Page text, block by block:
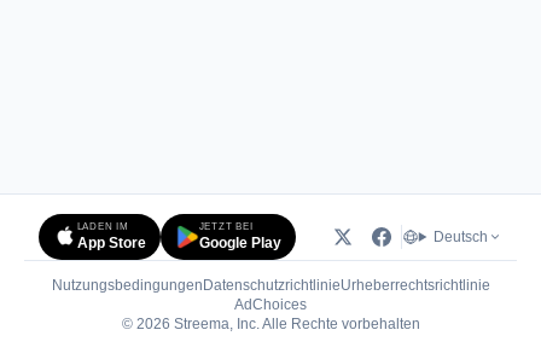
LADEN IM
App Store
JETZT BEI
Google Play Deutsch
Nutzungsbedingungen DatenschutzrichtlinieUrheberrechtsrichtlinie
AdChoices(öffnet in neuem Tab)
© 2026 Streema, Inc. Alle Rechte vorbehalten